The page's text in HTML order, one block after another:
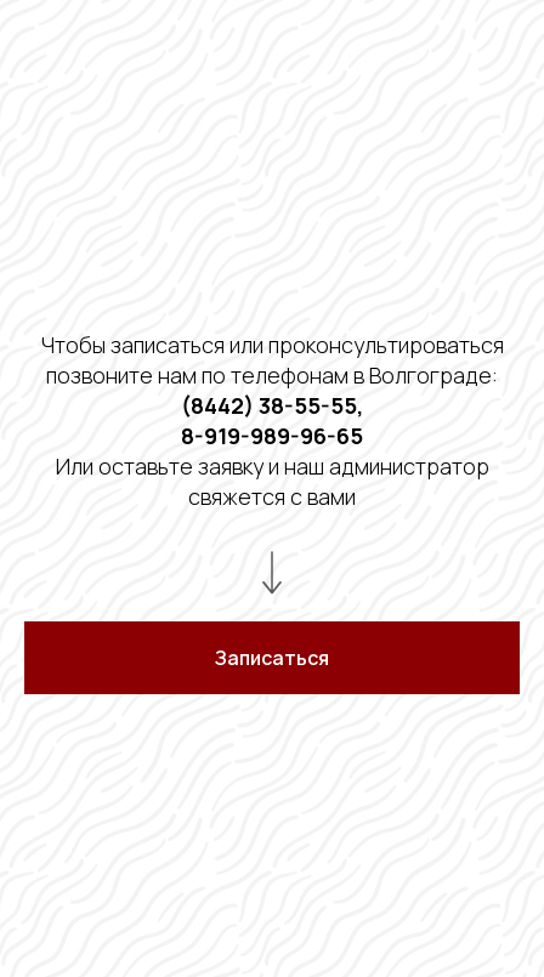
Чтобы записаться или проконсультироваться
позвоните нам по телефонам в Волгограде:
(8442) 38-55-55,
8-919-989-96-65
Или оставьте заявку и наш администратор
свяжется с вами
Записаться